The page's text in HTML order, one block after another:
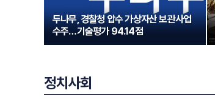
두나무, 경찰청 압수 가상자산 보관사업
수주…기술평가 94.14점
정치사회